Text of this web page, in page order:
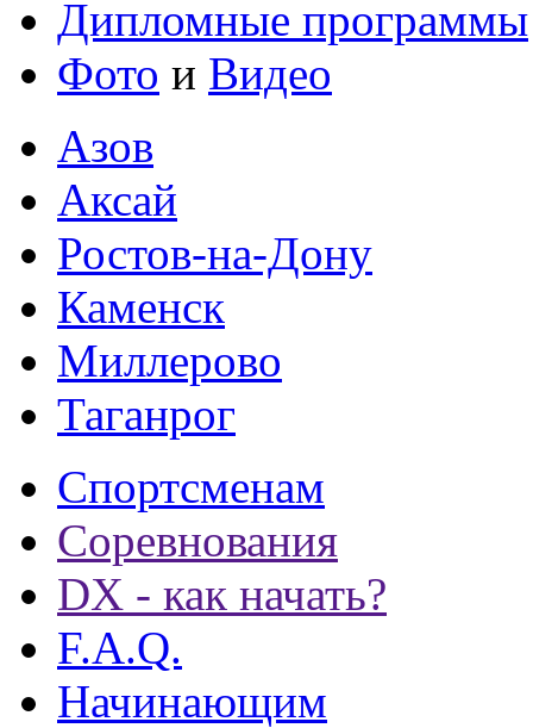
Дипломные программы
Фото и Видео
Азов
Аксай
Ростов-на-Дону
Каменск
Миллерово
Таганрог
Спортсменам
Соревнования
DX - как начать?
F.A.Q.
Начинающим